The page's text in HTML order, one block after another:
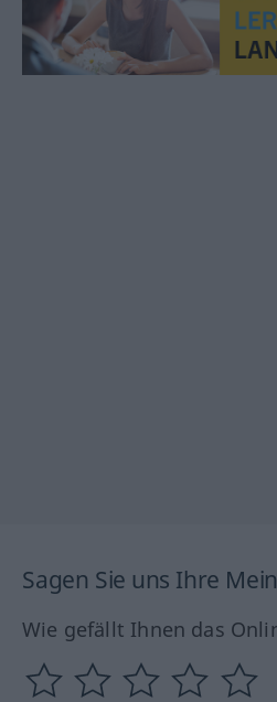
Sagen Sie uns Ihre
Wie gefällt Ihnen das